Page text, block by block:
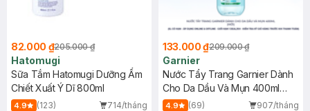
82.000 ₫205.000 ₫
Hatomugi
Sữa Tắm Hatomugi Dưỡng Ẩm
Chiết Xuất Ý Dĩ 800ml
4.9 (123)
714/tháng
133.000 ₫209.000 ₫
Garnier
Nước Tẩy Trang Garnier Dành
Cho Da Dầu Và Mụn 400ml
(Mới)
4.9 (69)
907/tháng